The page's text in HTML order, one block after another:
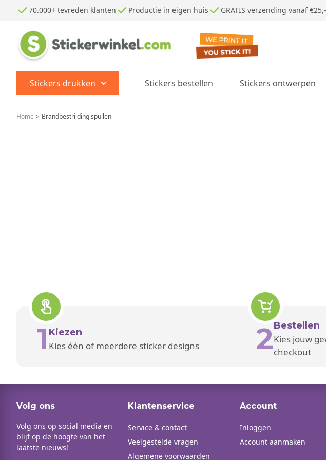
Ga naar de inhoud
70.000+ tevreden klanten Productie in eigen huis GRATIS verzending vanaf €25,-
Stickers drukken
Show submenu for Stickers drukken category
Stickers bestellen Stickers ontwerpen
Home > Brandbestrijding spullen
1 Kiezen
Kies één of meerdere sticker designs 2Bestellen
Kies jouw
checkout
Volg ons
Volg ons op social media en
blijf op de hoogte van het
laatste nieuws!
Klantenservice
Service & contact
Veelgestelde vragen
Algemene voorwaarden
Account
Inloggen
Account aanmaken